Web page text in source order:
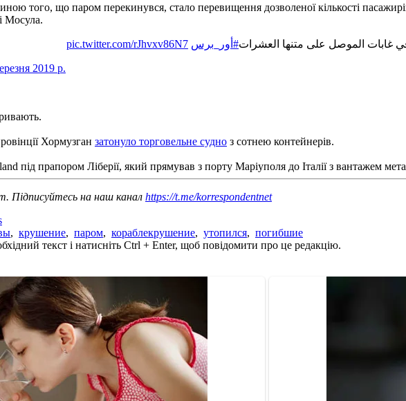
того, що паром перекинувся, стало перевищення дозволеної кількості
Мосула.
في غابات الموصل على متنها العشرات#أور_برس pic.twitter.com/rJhvxv86N7
2019 р.
Хормузган затонуло торговельне судно з сотнею контейнерів.
під прапором Ліберії, який прямував з порту Маріуполя до Італії з вантажем
Підписуйтесь на наш канал https://t.me/korrespondentnet
, крушение, паром, кораблекрушение, утопился, погибшие
текст і натисніть Ctrl + Enter, щоб повідомити про це редакцію.